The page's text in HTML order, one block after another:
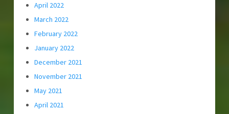
April 2022
March 2022
February 2022
January 2022
December 2021
November 2021
May 2021
April 2021